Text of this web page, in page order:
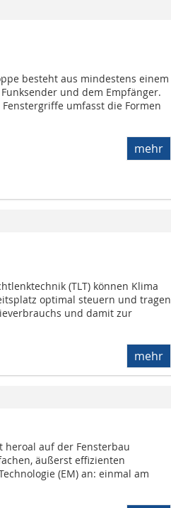
besteht aus mindestens einem
und dem Empfänger.
umfasst die Formen
mehr
(TLT) können Klima
optimal steuern und tragen
und damit zur
mehr
auf der Fensterbau
äußerst effizienten
(EM) an: einmal am